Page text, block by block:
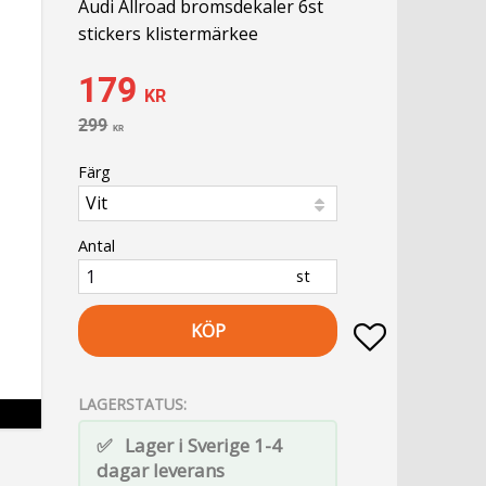
Audi Allroad bromsdekaler 6st
stickers klistermärkee
Nedsatt pris:
179 KR
Ordinarie pris:
299 KR
Färg
Antal
st
KÖP Lägg till i
LAGERSTATUS
Lager i Sverige 1-4
dagar leverans